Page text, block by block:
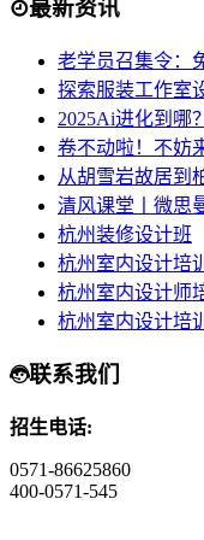
最新资讯
老学员召集令：
探索服装工作室
2025Ai进化到哪
卷不动啦！不妨
从胡雪岩故居到
清风课堂丨微思
杭州装修设计班
杭州室内设计培
杭州室内设计师
杭州室内设计培
联系我们
招生电话:
0571-86625860
400-0571-545